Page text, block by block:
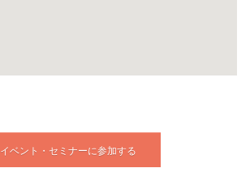
イベント・セミナーに参加する